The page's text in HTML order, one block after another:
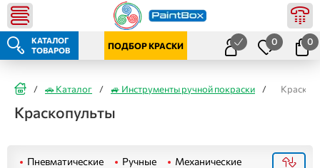
КАТАЛОГ
ТОВАРОВ
ПОДБОР КРАСКИ 0 0
/ 🚗 Каталог / 🚙 Инструменты ручной покраски /
Краскопульты
Пневматические Ручные
Механические